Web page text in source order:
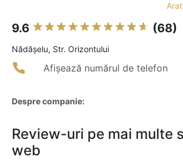
9.6 (68)
Nădăşelu, Str. Orizontului
Afișează numărul de telefon
Despre companie:
Review-uri pe mai multe
web